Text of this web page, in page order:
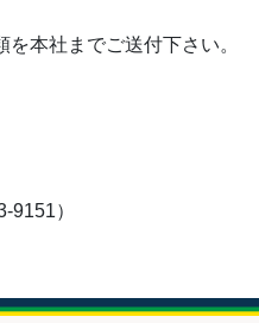
本社までご送付下さい。
）